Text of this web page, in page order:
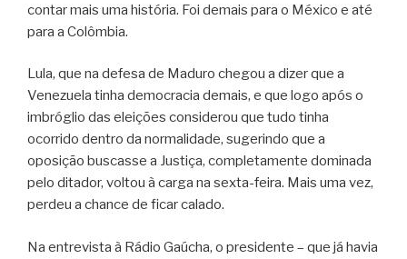
contar mais uma história. Foi demais para o México e até
para a Colômbia.
Lula, que na defesa de Maduro chegou a dizer que a
Venezuela tinha democracia demais, e que logo após o
imbróglio das eleições considerou que tudo tinha
ocorrido dentro da normalidade, sugerindo que a
oposição buscasse a Justiça, completamente dominada
pelo ditador, voltou à carga na sexta-feira. Mais uma vez,
perdeu a chance de ficar calado.
Na entrevista à Rádio Gaúcha, o presidente – que já havia